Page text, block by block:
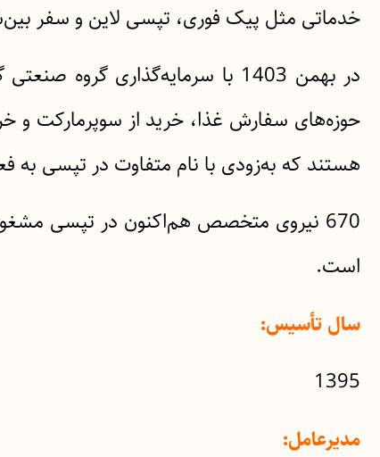
خدماتی مثل پیک فوری، تپسی لاین و سفر
حوزه‌های سفارش غذا، خرید از سوپرمارکت و
هستند که به‌زودی با نام متفاوت در تپسی به
670 نیروی متخصص هم‌اکنون در تپسی
است.
سال تأسیس:
1395
مدیرعامل: